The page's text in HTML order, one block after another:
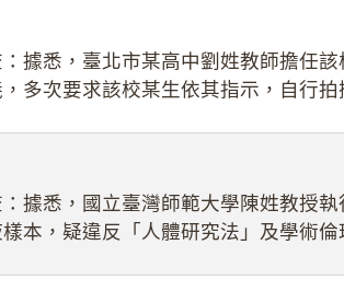
據悉，臺北市某高中劉姓教師擔任該
多次要求該校某生依其指示，自行拍
據悉，國立臺灣師範大學陳姓教授執
本，疑違反「人體研究法」及學術倫